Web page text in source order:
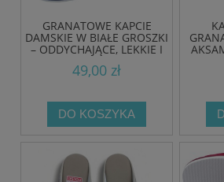
GRANATOWE KAPCIE
DAMSKIE W BIAŁE GROSZKI
– ODDYCHAJĄCE, LEKKIE I
WYGODNE
49,00 zł
DO KOSZYKA